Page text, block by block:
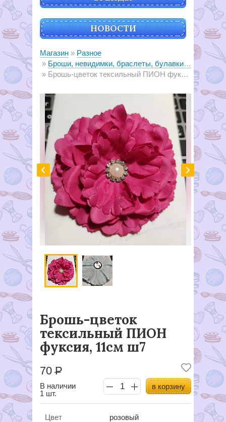
НОВОСТИ
Магазин
Разное
Броши, невидимки, браслеты, булавки декоративные
Брошь-цветок тексильный ПИОН фуксия, 11см ш7
Брошь-цветок
тексильный ПИОН
фуксия, 11см ш7
70Р
В наличии
1 шт.
в корзину
Цвет
розовый